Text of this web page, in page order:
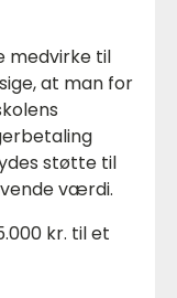
medvirke til
at man for
støtte til
værdi.
kr. til et